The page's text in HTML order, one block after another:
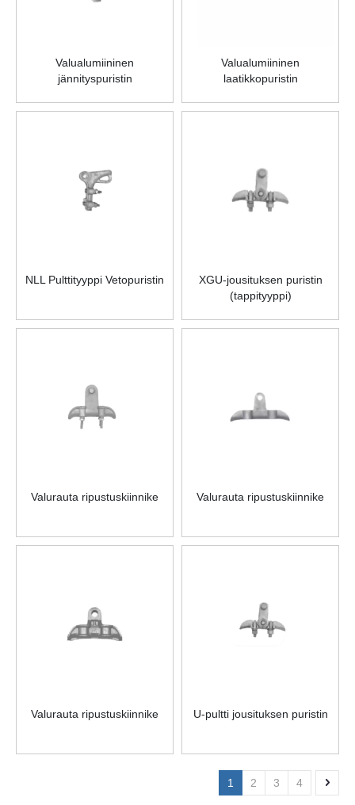
Valualumiininen
jännityspuristin
Valualumiininen
laatikkopuristin
NLL Pulttityyppi Vetopuristin
XGU-jousituksen puristin
(tappityyppi)
Valurauta ripustuskiinnike Valurauta ripustuskiinnike
Valurauta ripustuskiinnike U-pultti jousituksen puristin
1 2 3 4